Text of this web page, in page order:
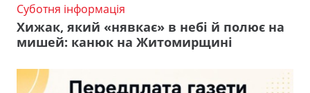
Суботня інформація
Хижак, який «нявкає» в небі й полює на
мишей: канюк на Житомирщині